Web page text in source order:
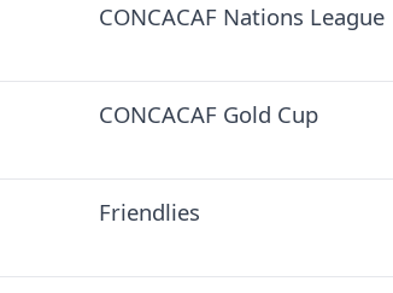
CONCACAF Nations League
CONCACAF Gold Cup
Friendlies